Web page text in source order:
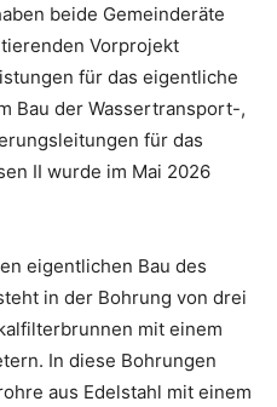
beide Gemeinderäte
Vorprojekt
für das eigentliche
Bau der Wassertransport-,
für das
II wurde im Mai 2026
eigentlichen Bau des
in der Bohrung von drei
mit einem
In diese Bohrungen
aus Edelstahl mit einem